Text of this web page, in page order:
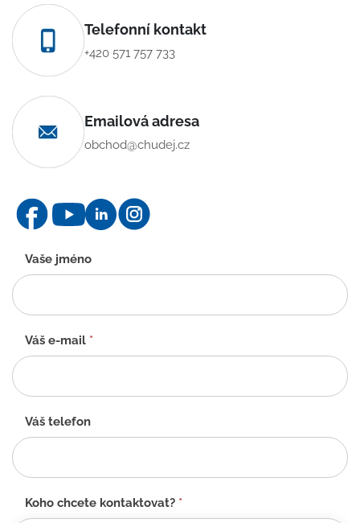
Telefonní kontakt
+420 571 757 733
Emailová adresa
obchod@chudej.cz
Kontaktní
formulář
-
CZ
Vaše jméno
Váš e-mail *
Váš telefon
Koho chcete kontaktovat? *